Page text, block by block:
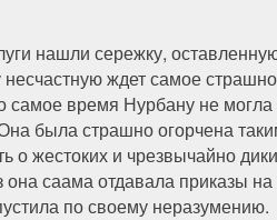
нашли сережку,
ждет самое
самое время Нурбану не могла
была страшно огорчена
о жестоких и чрезвычайно
саама отдавала приказы на
по своему неразумению.